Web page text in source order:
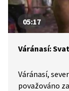
05:17
Váránasí:
Váránasí,
považováno